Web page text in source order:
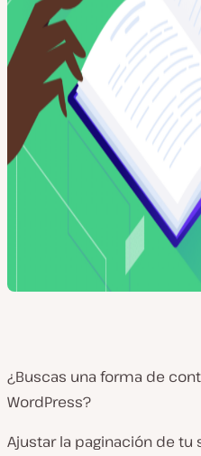
¿Buscas una forma de
WordPress?
Ajustar la paginación de